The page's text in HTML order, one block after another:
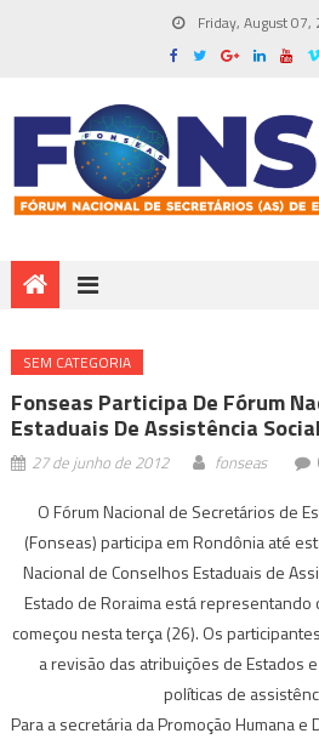
Friday, August 07,
SEM CATEGORIA
Fonseas Participa De Fórum
Estaduais De Assistência Social
27 de junho de 2012 fonseas
O Fórum Nacional de Secretários de
(Fonseas) participa em Rondônia até
Nacional de Conselhos Estaduais de
Estado de Roraima está
começou nesta terça (26). Os
a revisão das atribuições de Estados
políticas de
Para a secretária da Promoção Humana